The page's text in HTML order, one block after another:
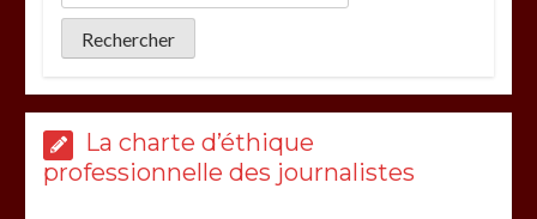
La charte d’éthique
professionnelle des journalistes